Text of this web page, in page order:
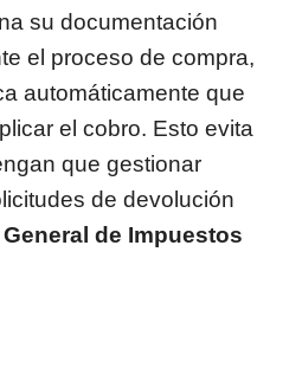
su documentación
el proceso de compra,
automáticamente que
el cobro. Esto evita
que gestionar
de devolución
de Impuestos